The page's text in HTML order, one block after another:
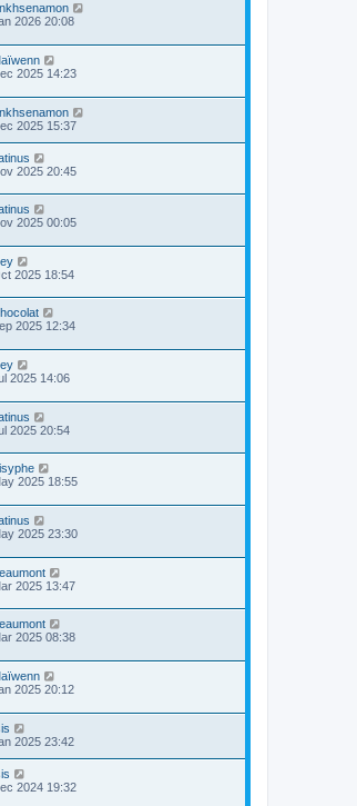
2026 20:08
2025 14:23
2025 15:37
2025 20:45
2025 00:05
2025 18:54
2025 12:34
2025 14:06
2025 20:54
2025 18:55
2025 23:30
2025 13:47
2025 08:38
2025 20:12
2025 23:42
2024 19:32